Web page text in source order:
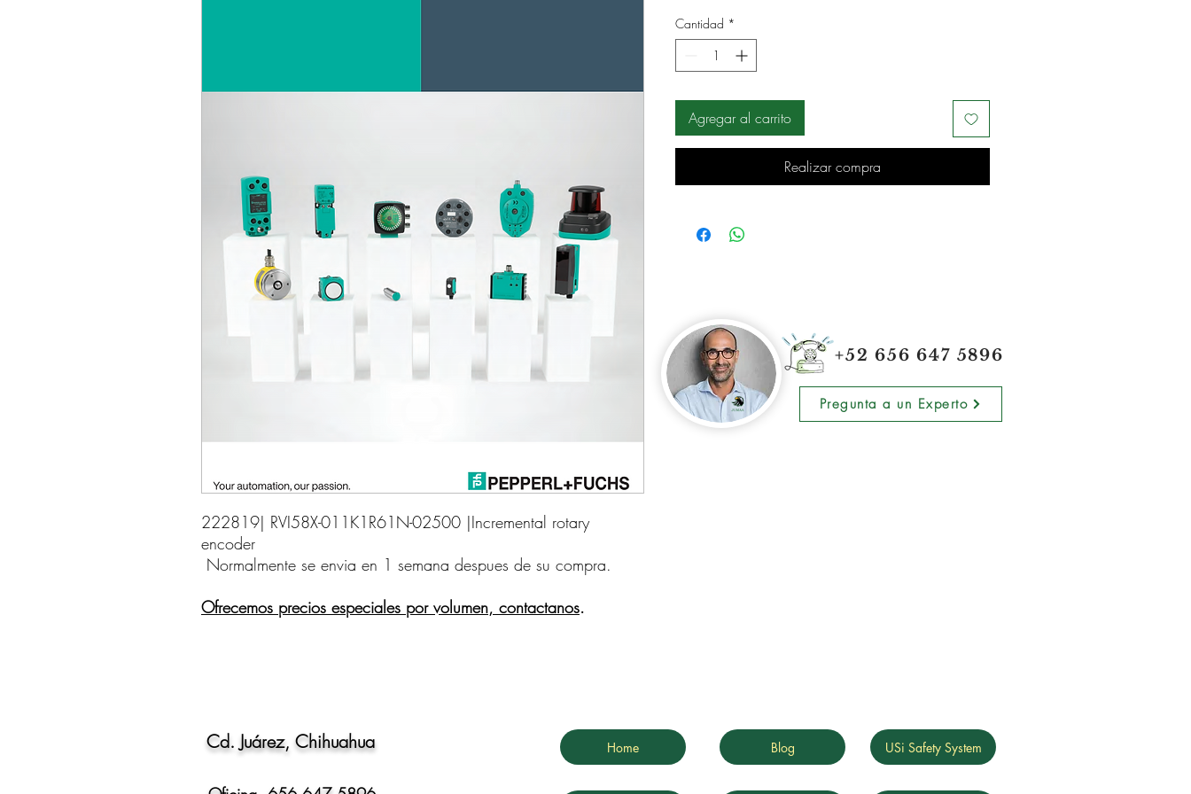
222819| RVI58X-011K1R61N-02500 |Incremental rotary
encoder
Normalmente se envia en 1 semana despues de su compra.
Ofrecemos precios especiales por volumen, contactanos.
Cantidad *
Agregar al carrito
Realizar compra
Pregunta a un Experto
+52 656 647 5896
Cd. Juárez, Chihuahua Home Blog USi Safety System